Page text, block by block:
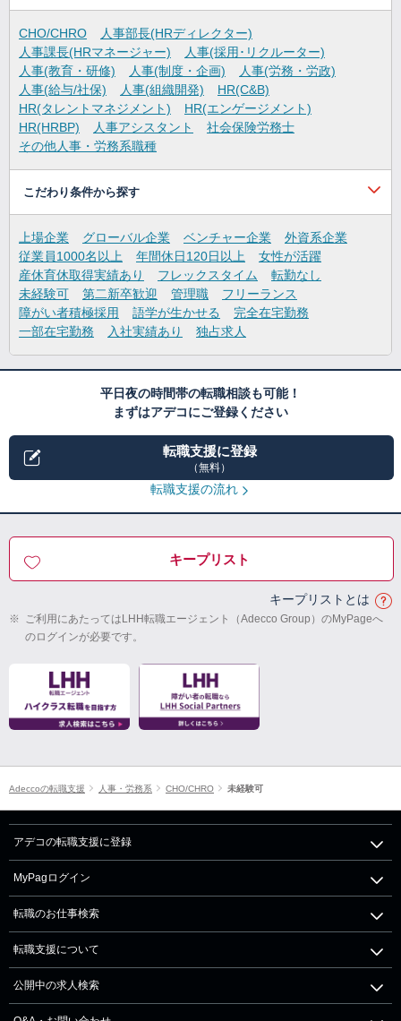
CHO/CHRO
人事部長(HRディレクター)
人事課長(HRマネージャー)
人事(採用･リクルーター)
人事(教育・研修)
人事(制度・企画)
人事(労務・労政)
人事(給与/社保)
人事(組織開発)
HR(C&B)
HR(タレントマネジメント)
HR(エンゲージメント)
HR(HRBP)
人事アシスタント
社会保険労務士
その他人事・労務系職種
こだわり条件から探す
上場企業 グローバル企業 ベンチャー企業
外資系企業
従業員1000名以上
年間休日120日以上
女性が活躍
産休育休取得実績あり
フレックスタイム
転勤なし
未経験可
第二新卒歓迎 管理職
フリーランス
障がい者積極採用
語学が生かせる
完全在宅勤務
一部在宅勤務
入社実績あり 独占求人
平日夜の時間帯の転職相談も可能！
まずはアデコにご登録ください
転職支援に登録
（無料）
転職支援の流れ
キープリスト
キープリストとは
※ ご利用にあたってはLHH転職エージェント（Adecco Group）のMyPageへ
のログインが必要です。
Adeccoの転職支援 人事・労務系 CHO/CHRO 未経験可
アデコの転職支援に登録
MyPagログイン
転職のお仕事検索
転職支援について
公開中の求人検索